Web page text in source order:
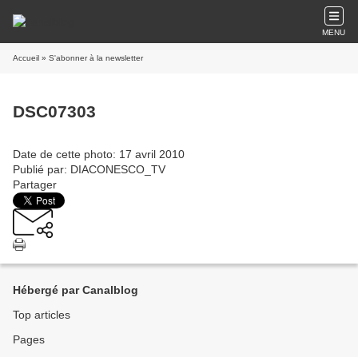
MENU
Accueil » S'abonner à la newsletter
DSC07303
Date de cette photo: 17 avril 2010
Publié par: DIACONESCO_TV
Partager
Hébergé par Canalblog
Top articles
Pages